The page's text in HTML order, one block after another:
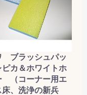
ブラッシュパッ
ピカ＆ホワイトホ
（コーナー用エ
床、洗浄の新兵